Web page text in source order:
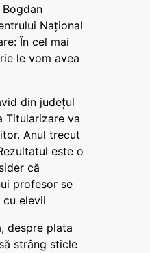
Național
În cel mai
le vom avea
din județul
Titularizare va
Anul trecut
este o
că
profesor se
cu elevii
despre plata
strâng sticle